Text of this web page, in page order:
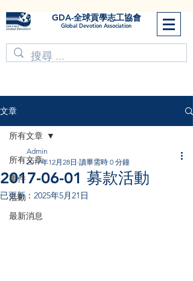
GDA-全球貢學志工協會
Global Devotion Association
文章
所有文章
事件
活動
最新消息
所有文章
2017-06-01 募款活動
Admin
2017年12月28日 讀畢需時 0 分鐘
已更新： 2025年5月21日